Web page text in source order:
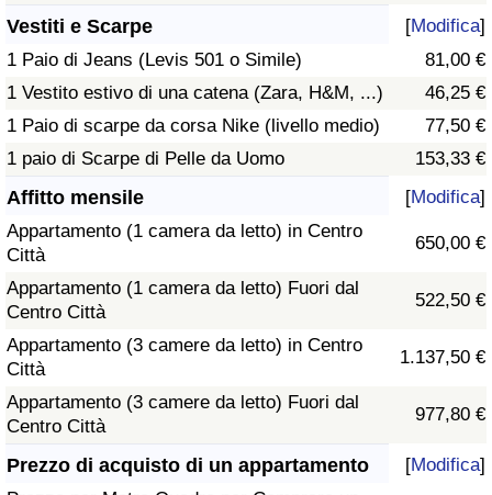
Vestiti e Scarpe [Modifica]
1 Paio di Jeans (Levis 501 o Simile)
81,00 €
1 Vestito estivo di una catena (Zara, H&M, ...)
46,25 €
1 Paio di scarpe da corsa Nike (livello medio)
77,50 €
1 paio di Scarpe di Pelle da Uomo
153,33 €
Affitto mensile [Modifica]
Appartamento (1 camera da letto) in Centro
Città
650,00 €
Appartamento (1 camera da letto) Fuori dal
Centro Città
522,50 €
Appartamento (3 camere da letto) in Centro
Città
1.137,50 €
Appartamento (3 camere da letto) Fuori dal
Centro Città
977,80 €
Prezzo di acquisto di un appartamento [Modifica]